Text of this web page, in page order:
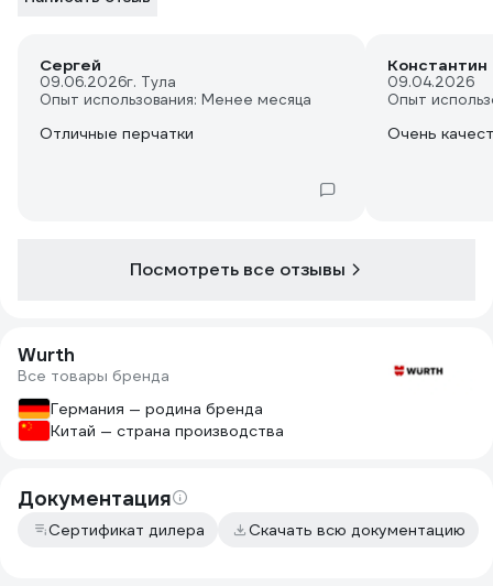
Сергей
09.06.2026г. Тула
Опыт использования: Менее месяца
Отличные перчатки
Константин
09.04.2026
Опыт
Очень
Посмотреть все отзывы
Wurth
Все товары бренда
Германия — родина бренда
Китай — страна производства
Документация
Сертификат дилера Скачать всю документацию